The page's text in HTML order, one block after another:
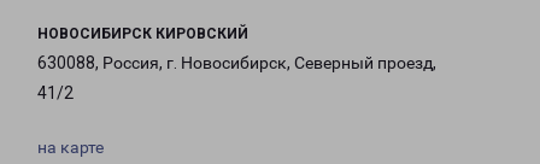
НОВОСИБИРСК КИРОВСКИЙ
630088, Россия, г. Новосибирск, Северный проезд,
41/2
на карте